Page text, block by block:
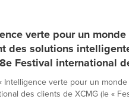
verte pour un monde
des solutions
Festival international
Intelligence verte pour un
des clients de XCMG (le «